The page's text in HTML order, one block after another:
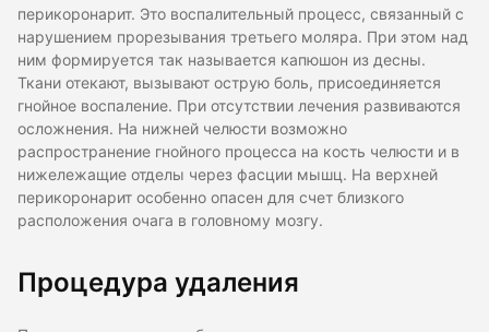
перикоронарит. Это воспалительный процесс, связанный с
нарушением прорезывания третьего моляра. При этом над
ним формируется так называется капюшон из десны.
Ткани отекают, вызывают острую боль, присоединяется
гнойное воспаление. При отсутствии лечения развиваются
осложнения. На нижней челюсти возможно
распространение гнойного процесса на кость челюсти и в
нижележащие отделы через фасции мышц. На верхней
перикоронарит особенно опасен для счет близкого
расположения очага в головному мозгу.
Процедура удаления